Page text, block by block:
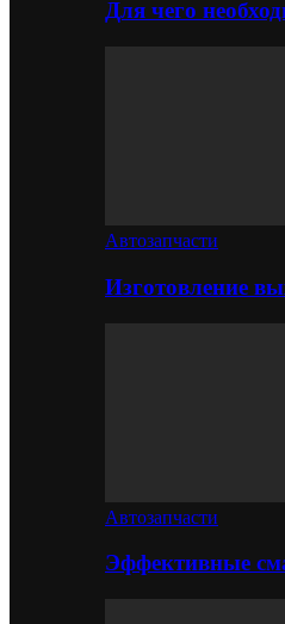
Для чего
Автозапчасти
Изготовление
Автозапчасти
Эффективные